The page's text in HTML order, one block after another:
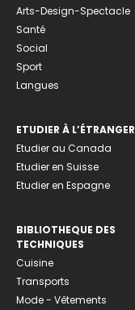
Arts-Design-Spectacle
Santé
Social
Sport
Langues
ETUDIER À L’ÉTRANGER
Etudier au Canada
Etudier en Suisse
Etudier en Espagne
BIBLIOTHEQUE DES
TECHNIQUES
Cuisine
Transports
Mode - Vêtements